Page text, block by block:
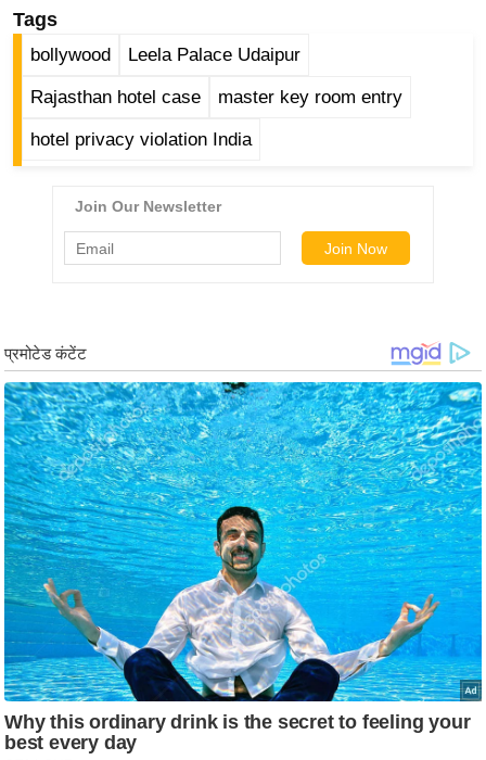
/
फै
न
घ
ट
न
स्थ
ल
फि
ट
ने
स
मं
त्रा
ले
श
न
शि
Tags
bollywood Leela Palace Udaipur
Rajasthan hotel case master key room entry
hotel privacy violation India